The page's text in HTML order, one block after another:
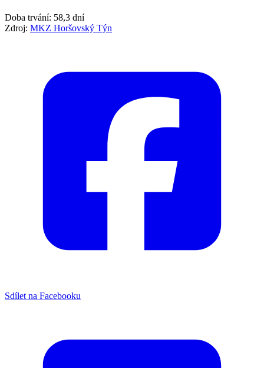
Doba trvání: 58,3 dní
Zdroj: MKZ Horšovský Týn
Sdílet na Facebooku